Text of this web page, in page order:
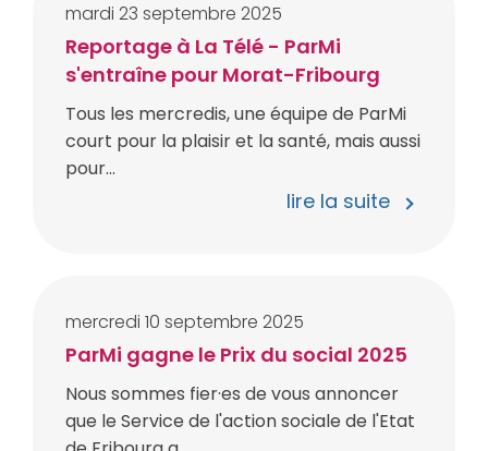
mardi 23 septembre 2025
Reportage à La Télé - ParMi
s'entraîne pour Morat-Fribourg
Tous les mercredis, une équipe de ParMi
court pour la plaisir et la santé, mais aussi
pour...
lire la suite
mercredi 10 septembre 2025
ParMi gagne le Prix du social 2025
Nous sommes fier·es de vous annoncer
que le Service de l'action sociale de l'Etat